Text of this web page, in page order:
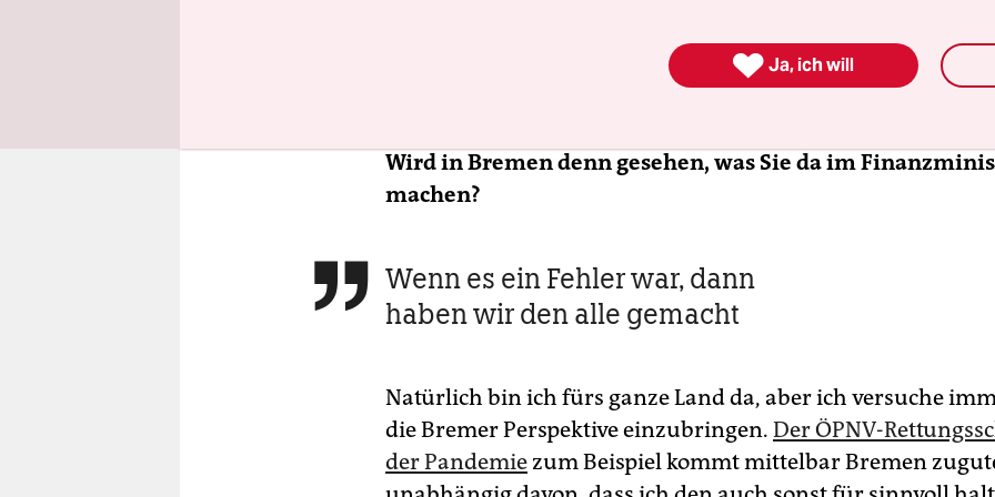
auch auf die Wahlkreise aus. Ich rechne mir recht
Chancen aus, aber man sollte politisch nie Dinge als
Wird in Bremen denn gesehen, was Sie da im
machen?
 Wenn es ein Fehler war, dann
haben wir den alle gemacht
Natürlich bin ich fürs ganze Land da, aber ich versuche
die Bremer Perspektive einzubringen. Der ÖPNV-
der Pandemie zum Beispiel kommt mittelbar Bremen
 Ja, ich will